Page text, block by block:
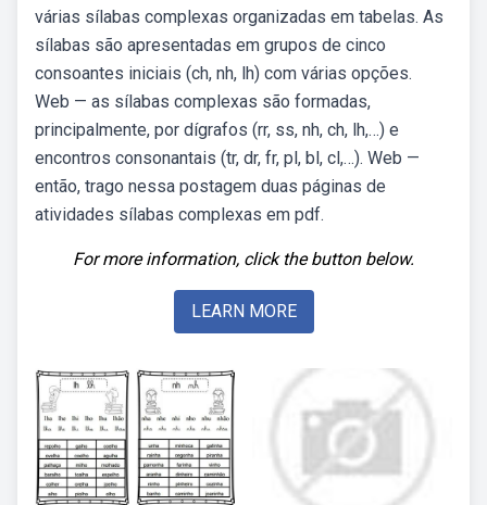
várias sílabas complexas organizadas em tabelas. As
sílabas são apresentadas em grupos de cinco
consoantes iniciais (ch, nh, lh) com várias opções.
Web — as sílabas complexas são formadas,
principalmente, por dígrafos (rr, ss, nh, ch, lh,…) e
encontros consonantais (tr, dr, fr, pl, bl, cl,…). Web —
então, trago nessa postagem duas páginas de
atividades sílabas complexas em pdf.
For more information, click the button below.
LEARN MORE